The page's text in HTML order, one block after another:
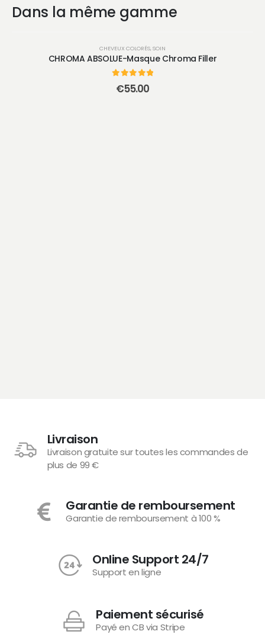
Dans la même gamme
CHEVEUX COLORÉS, SOIN
CHROMA ABSOLUE-Masque Chroma Filler
sur 5
€55.00
Livraison
Livraison gratuite sur toutes les commandes de
plus de 99 €
Garantie de remboursement
Garantie de remboursement à 100 %
Online Support 24/7
Support en ligne
Paiement sécurisé
Payé en CB via Stripe